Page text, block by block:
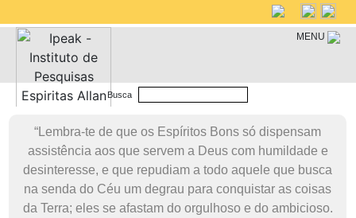
MENU
Busca
“Lembra-te de que os Espíritos Bons só dispensam
assistência aos que servem a Deus com humildade e
desinteresse, e que repudiam a todo aquele que busca
na senda do Céu um degrau para conquistar as coisas
da Terra; eles se afastam do orgulhoso e do ambicioso.